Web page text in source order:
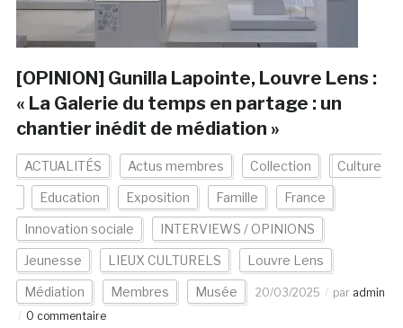
[OPINION] Gunilla Lapointe, Louvre Lens :
« La Galerie du temps en partage : un
chantier inédit de médiation »
ACTUALITÉS Actus membres Collection Culture
Education Exposition Famille France
Innovation sociale INTERVIEWS / OPINIONS
Jeunesse LIEUX CULTURELS Louvre Lens
Médiation Membres Musée 20/03/2025 par admin
0 commentaire